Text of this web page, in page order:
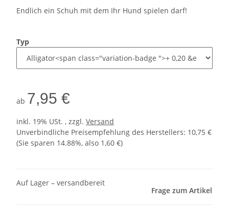
Endlich ein Schuh mit dem Ihr Hund spielen darf!
Typ
ab 7,95 €
inkl. 19% USt. , zzgl. Versand
Unverbindliche Preisempfehlung des Herstellers: 10,75 €
(Sie sparen 14.88%, also 1,60 €)
Auf Lager – versandbereit
Frage zum Artikel